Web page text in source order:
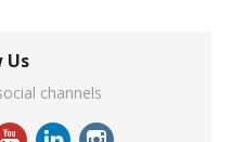
Us
channels